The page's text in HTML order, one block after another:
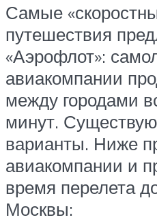
Самые
путешествия
«Аэрофлот»:
авиакомпании
между городами
минут.
варианты. Ниже
авиакомпании и
время перелета
Москвы: